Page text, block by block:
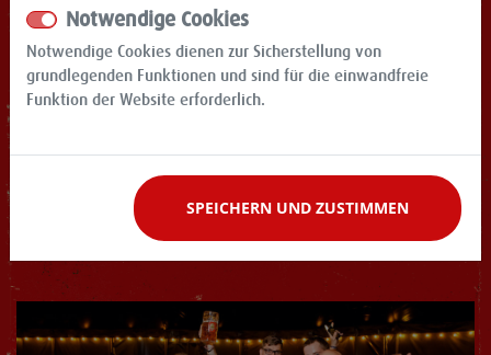
Notwendige Cookies
Notwendige Cookies dienen zur Sicherstellung von
grundlegenden Funktionen und sind für die einwandfreie
Funktion der Website erforderlich.
SPEICHERN UND ZUSTIMMEN